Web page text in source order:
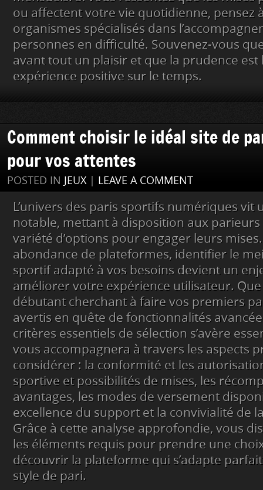
ou affectent votre vie quotidienne, pensez
organismes spécialisés dans
personnes en difficulté. Souvenez-vous
avant tout un plaisir et que la prudence est
expérience positive sur le temps.
Comment choisir le idéal site de
pour vos attentes
POSTED IN JEUX LEAVE A COMMENT
L’univers des paris sportifs numériques vit
notable, mettant à disposition aux
variété d’options pour engager leurs
abondance de plateformes, identifier le
sportif adapté à vos besoins devient un
améliorer votre expérience utilisateur. Que
débutant cherchant à faire vos premiers
avertis en quête de fonctionnalités
critères essentiels de sélection s’avère
vous accompagnera à travers les aspects
considérer : la conformité et les
sportive et possibilités de mises, les
avantages, les modes de versement
excellence du support et la convivialité de
Grâce à cette analyse approfondie, vous
les éléments requis pour prendre une
découvrir la plateforme qui s’adapte
style de pari.